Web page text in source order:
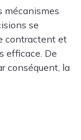
mécanismes
se
contractent et
efficace. De
conséquent, la